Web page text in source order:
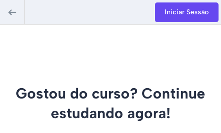
Iniciar Sessão
Gostou do curso? Continue
estudando agora!